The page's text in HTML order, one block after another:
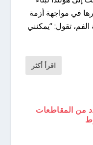
في مواجهة أزمة
الفم، تقول: “يمكنني
اقرأ أكثر
من المقاطعات